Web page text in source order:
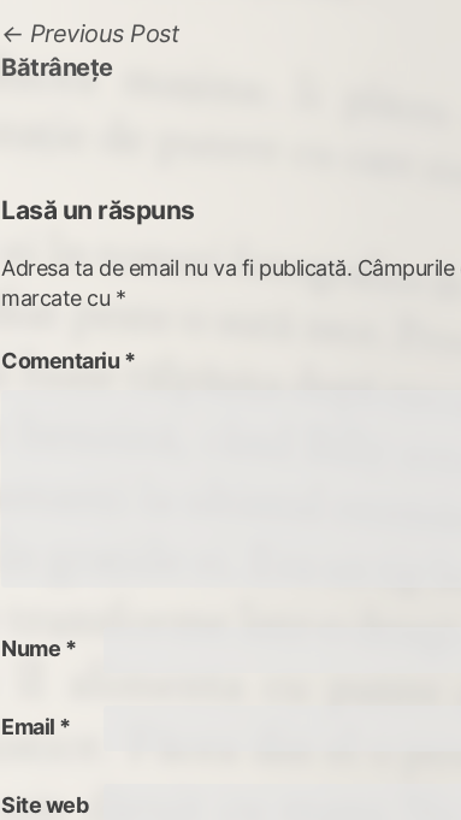
Navigare
în
Previous PostPrevious
Bătrâneţe
Lasă un răspuns
Adresa ta de email nu va fi publicată.
marcate cu *
Comentariu *
Nume *
Email *
Site web